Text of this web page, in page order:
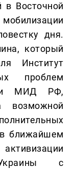
в Восточной
мобилизации
дня.
который
Институт
проблем
МИД РФ,
возможной
ближайшем
с